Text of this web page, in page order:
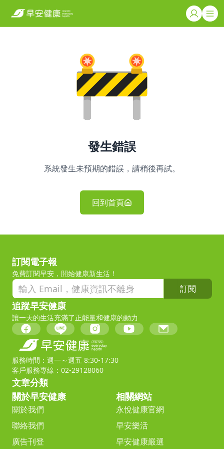
發生錯誤
系統發生未預期的錯誤，請稍後再試。
回到首頁
訂閱電子報
免費訂閱早安，開始健康新生活！
訂閱
追蹤早安健康
讓一天的生活充滿了正能量和健康的動力
服務時間：週一～週五 8:30-17:30
客戶服務專線：02-29128060
文章分類
關於早安健康
關於我們
聯絡我們
廣告刊登
相關網站
永悅健康官網
早安樂活
早安健康嚴選